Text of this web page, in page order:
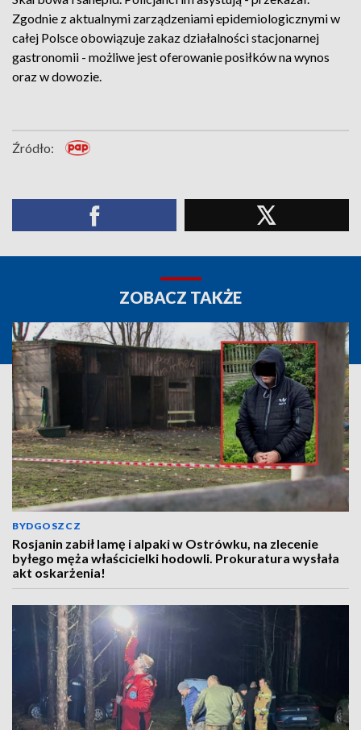
Zgodnie z aktualnymi zarządzeniami epidemiologicznymi w
całej Polsce obowiązuje zakaz działalności stacjonarnej
gastronomii - możliwe jest oferowanie posiłków na wynos
oraz w dowozie.
Źródło:
ZOBACZ TAKŻE
BYDGOSZCZ
Rosjanin zabił lamę i alpaki w Ostrówku, na zlecenie
byłego męża właścicielki hodowli. Prokuratura wysłała
akt oskarżenia!